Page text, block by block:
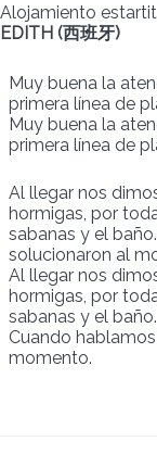
Alojamiento estartit
EDITH (西班牙)
Muy buena la
primera línea de
Muy buena la
primera línea de
Al llegar nos
hormigas, por
sabanas y el
solucionaron al
Al llegar nos
hormigas, por
sabanas y el baño.
Cuando
momento.